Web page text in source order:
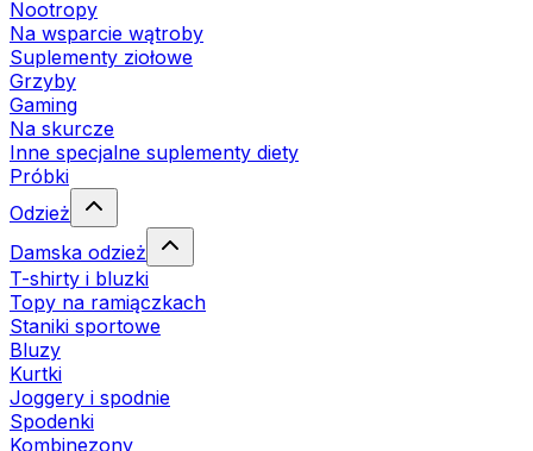
Nootropy
Na wsparcie wątroby
Suplementy ziołowe
Grzyby
Gaming
Na skurcze
Inne specjalne suplementy diety
Próbki
Odzież
Damska odzież
T-shirty i bluzki
Topy na ramiączkach
Staniki sportowe
Bluzy
Kurtki
Joggery i spodnie
Spodenki
Kombinezony